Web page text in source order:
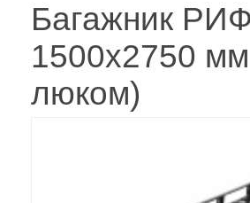
Багажник
1500х2750
люком)